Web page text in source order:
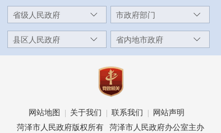
省级人民政府 市政府部门
县区人民政府 省内地市政府
网站地图 关于我们 联系我们
网站声明
菏泽市人民政府版权所有 菏泽市人民政府办公室主办